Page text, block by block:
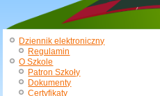
Dziennik elektroniczny
Regulamin
O Szkole
Patron Szkoły
Dokumenty
Certyfikaty